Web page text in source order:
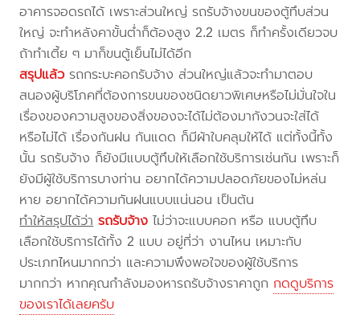
อาคารจอดรถได้ เพราะส่วนใหญ่ รถรับจ้างขนของตู้ทึบส่วน
ใหญ่ จะทำหลังคาขั้นต่ำก็ต้องสูง 2.2 เมตร ก็ทำครั้งเดียวจบ
ถ้าทำเตี้ย ๆ มาก็ขนตู้เย็นไม่ได้อีก
สรุปแล้วรถกระบะคอกรับจ้าง ส่วนใหญ่แล้วจะทำมาตอบ
สนองผู้บริโภคที่ต้องการขนของชนิดยาวพิเศษหรือไม่มั่นใจใน
เรื่องของความสูงของสิ่งของจะได้ไม่ต้องมากังวนจะใส่ได้
หรือไม่ได้ เรื่องกันฝน กันแดด ก็มีผ้าใบคลุมให้ได้ แต่ทั้งนี้ทั้ง
นั้น รถรับจ้าง ก็ยังมีแบบตู้ทึบให้เลือกใช้บริการเช่นกัน เพราะก็
ยังมีผู้ใช้บริการบางท่าน อยากได้ความปลอดภัยของไม่หล่น
หาย อยากได้ความกันฝนแบบแน่นอน เป็นต้น
ทำให้สรุปได้ว่า รถรับจ้าง ไม่ว่าจะแบบคอก หรือ แบบตู้ทึบ
เลือกใช้บริการได้ทั้ง 2 แบบ อยู่ที่ว่า งานไหน เหมาะกับ
ประเภทไหนมากกว่า และความพึงพอใจของผู้ใช้บริการ
มากกว่า หากคุณกำลังมองหารถรับจ้างราคาถูก กดดูบริการ
ของเราได้เลยครับ